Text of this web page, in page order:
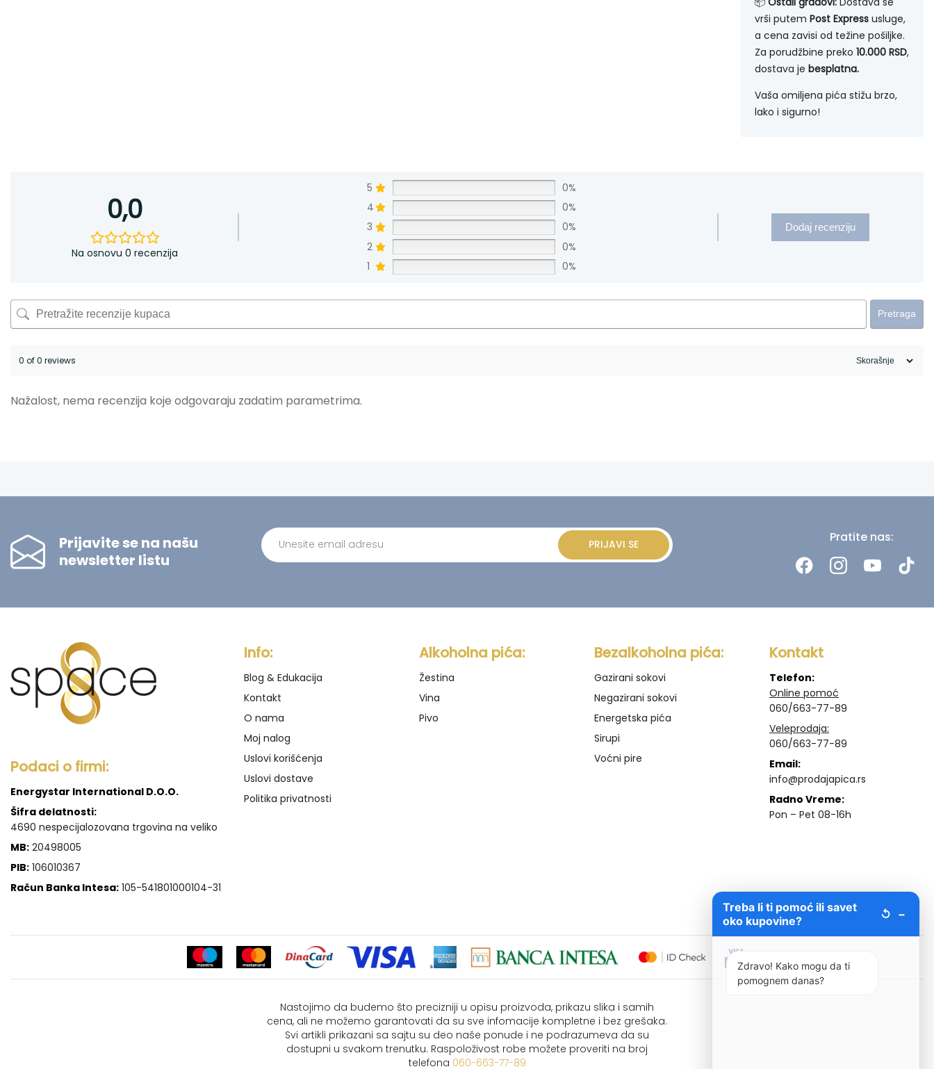
vrši putemPost Express usluge,
a cena zavisi od težine pošiljke.
Za porudžbine preko10.000 RSD,
dostava jebesplatna.
Vaša omiljena pića stižu brzo,
lako i sigurno!
0,0
Na osnovu 0 recenzija
5
0%
4
0%
3
0%
2
0%
1
0%
Dodaj recenziju
Pretraga
0 of 0 reviews
Nažalost, nema recenzija koje odgovaraju zadatim parametrima.
Prijavite se na našu
newsletter listu
PRIJAVI SE Pratite nas:
Podaci o firmi:
Energystar International D.O.O.
Šifra delatnosti:
4690 nespecijalozovana trgovina na veliko
MB: 20498005
PIB: 106010367
Račun Banka Intesa: 105-541801000104-31
Info:
Blog & Edukacija
Kontakt
O nama
Moj nalog
Uslovi korišćenja
Uslovi dostave
Politika privatnosti
Alkoholna pića:
Žestina
Vina
Pivo
Bezalkoholna pića:
Gazirani sokovi
Negazirani sokovi
Energetska pića
Sirupi
Voćni pire
Kontakt
Telefon:
Online pomoć
060/663-77-89
Veleprodaja:
060/663-77-89
Email:
info@prodajapica.rs
Radno Vreme:
Pon – Pet 08-16h
Nastojimo da budemo što precizniji u opisu proizvoda, prikazu slika i samih
cena, ali ne možemo garantovati da su sve infomacije kompletne i bez grešaka.
Svi artikli prikazani sa sajtu su deo naše ponude i ne podrazumeva da su
dostupni u svakom trenutku. Raspoloživost robe možete proveriti na broj
telefona 060-663-77-89
Treba li ti pomoć ili savet
oko kupovine?
↺ −
Zdravo! Kako mogu da ti
pomognem danas?